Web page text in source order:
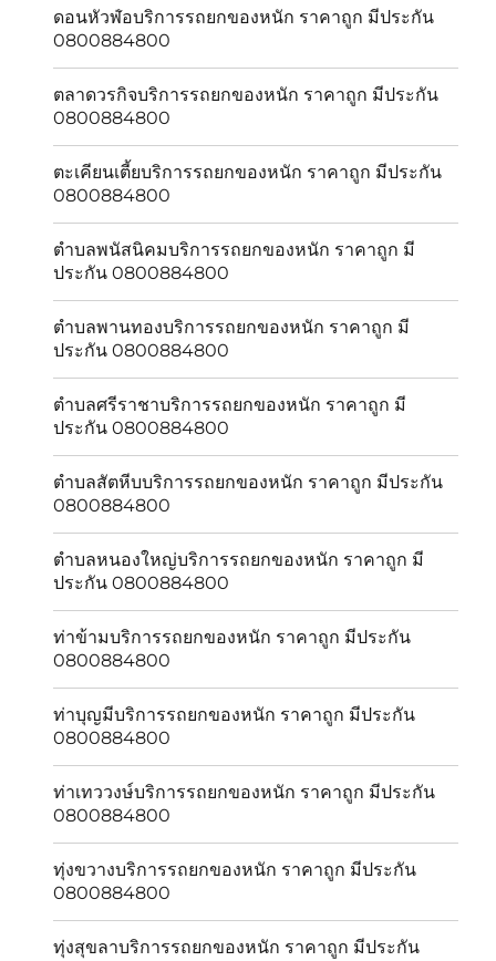
ดอนหัวฬ่อบริการรถยกของหนัก ราคาถูก มีประกัน
0800884800
ตลาดวรกิจบริการรถยกของหนัก ราคาถูก มีประกัน
0800884800
ตะเคียนเตี้ยบริการรถยกของหนัก ราคาถูก มีประกัน
0800884800
ตำบลพนัสนิคมบริการรถยกของหนัก ราคาถูก มี
ประกัน 0800884800
ตำบลพานทองบริการรถยกของหนัก ราคาถูก มี
ประกัน 0800884800
ตำบลศรีราชาบริการรถยกของหนัก ราคาถูก มี
ประกัน 0800884800
ตำบลสัตหีบบริการรถยกของหนัก ราคาถูก มีประกัน
0800884800
ตำบลหนองใหญ่บริการรถยกของหนัก ราคาถูก มี
ประกัน 0800884800
ท่าข้ามบริการรถยกของหนัก ราคาถูก มีประกัน
0800884800
ท่าบุญมีบริการรถยกของหนัก ราคาถูก มีประกัน
0800884800
ท่าเทววงษ์บริการรถยกของหนัก ราคาถูก มีประกัน
0800884800
ทุ่งขวางบริการรถยกของหนัก ราคาถูก มีประกัน
0800884800
ทุ่งสุขลาบริการรถยกของหนัก ราคาถูก มีประกัน